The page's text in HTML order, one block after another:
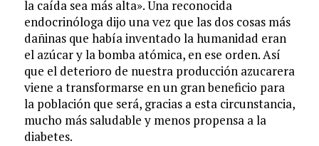
la caída sea más alta». Una reconocida
endocrinóloga dijo una vez que las dos cosas más
dañinas que había inventado la humanidad eran
el azúcar y la bomba atómica, en ese orden. Así
que el deterioro de nuestra producción azucarera
viene a transformarse en un gran beneficio para
la población que será, gracias a esta circunstancia,
mucho más saludable y menos propensa a la
diabetes.